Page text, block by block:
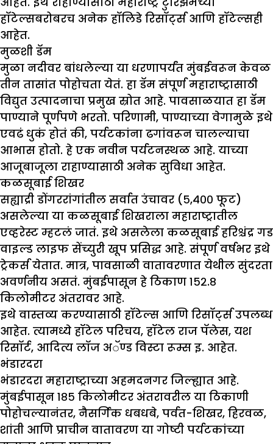
हॉटेल्सबरोबरच अनेक हॉलिडे रिसॉर्ट्स आणि हॉटेल्सही
आहेत.
मुळशी डॅम
मुळा नदीवर बांधलेल्या या धरणापर्यंत मुंबईवरून केवळ
तीन तासांत पोहोचता येतं. हा डॅम संपूर्ण महाराष्ट्रासाठी
विद्युत उत्पादनाचा प्रमुख स्रोत आहे. पावसाळयात हा डॅम
पाण्याने पूर्णपणे भरतो. परिणामी, पाण्याच्या वेगामुळे इथे
एवढं धुकं होतं की, पर्यटकांना ढगांवरून चालल्याचा
आभास होतो. हे एक नवीन पर्यटनस्थळ आहे. याच्या
आजूबाजूला राहाण्यासाठी अनेक सुविधा आहेत.
कळसूबाई शिखर
सह्याद्री डोंगररांगांतील सर्वात उंचावर (५,४०० फूट)
असलेल्या या कळसूबाई शिखराला महाराष्ट्रातील
एव्हरेस्ट म्हटलं जातं. इथे असलेला कळसूबाई हरिश्चंद्र गड
वाइल्ड लाइफ सेंच्युरी खूप प्रसिद्ध आहे. संपूर्ण वर्षभर इथे
ट्रेकर्स येतात. मात्र, पावसाळी वातावरणात येथील सुंदरता
अवर्णनीय असतं. मुंबईपासून हे ठिकाण १५२.८
किलोमीटर अंतरावर आहे.
इथे वास्तव्य करण्यासाठी हॉटेल्स आणि रिसॉर्ट्स उपलब्ध
आहेत. त्यामध्ये हॉटेल परिचय, हॉटेल राज पॅलेस, यश
रिसॉर्ट, आदित्य लॉज अॅण्ड विस्टा रूम्स इ. आहेत.
भंडारदरा
भंडारदरा महाराष्ट्राच्या अहमदनगर जिल्ह्यात आहे.
मुंबईपासून १८५ किलोमीटर अंतरावरील या ठिकाणी
पोहोचल्यानंतर, नैसर्गिक धबधबे, पर्वत-शिखर, हिरवळ,
शांती आणि प्राचीन वातावरण या गोष्टी पर्यटकांच्या